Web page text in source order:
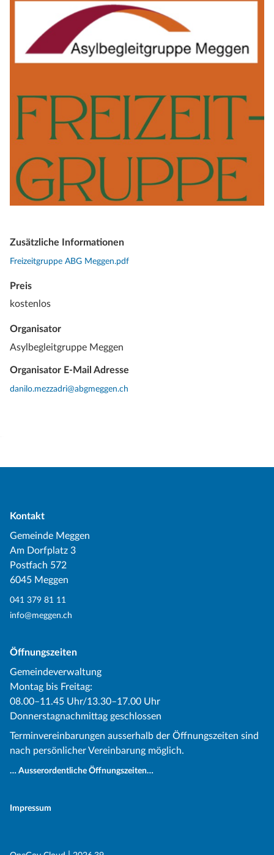
Zusätzliche Informationen
Freizeitgruppe ABG Meggen.pdf
Preis
kostenlos
Organisator
Asylbegleitgruppe Meggen
Organisator E-Mail Adresse
danilo.mezzadri@abgmeggen.ch
Kontakt
Gemeinde Meggen
Am Dorfplatz 3
Postfach 572
6045 Meggen
041 379 81 11
info@meggen.ch
Öffnungszeiten
Gemeindeverwaltung
Montag bis Freitag:
08.00–11.45 Uhr/13.30–17.00 Uhr
Donnerstagnachmittag geschlossen
Terminvereinbarungen ausserhalb der Öffnungszeiten sind
nach persönlicher Vereinbarung möglich.
… Ausserordentliche Öffnungszeiten…
Impressum